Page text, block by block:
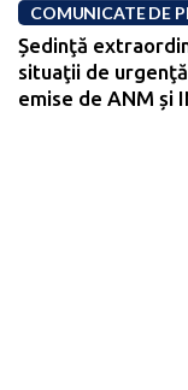
COMUNICATE DE
Ședinţă
situaţii de
emise de ANM și